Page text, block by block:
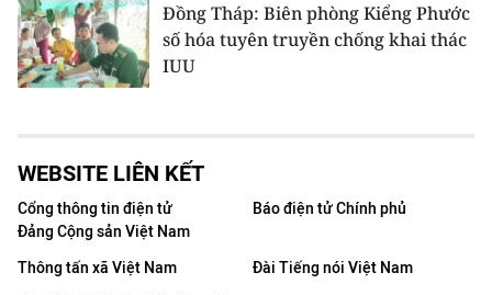
Đồng Tháp: Biên phòng Kiểng Phước
số hóa tuyên truyền chống khai thác
IUU
WEBSITE LIÊN KẾT
Cổng thông tin điện tử
Đảng Cộng sản Việt Nam
Báo điện tử Chính phủ
Thông tấn xã Việt Nam
Đài Tiếng nói Việt Nam